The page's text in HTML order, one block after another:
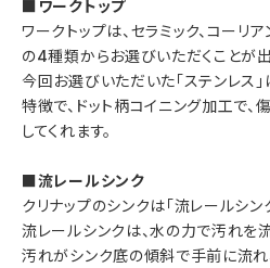
■ワークトップ
ワークトップは、セラミック、コーリ
の4種類からお選びいただくことが出
今回お選びいただいた「ステンレス
特徴で、ドット柄コイニング加工で、
してくれます。
■流レールシンク
クリナップのシンクは「流レールシンク
流レールシンクは、水の力で汚れを
汚れがシンク底の傾斜で手前に流れ